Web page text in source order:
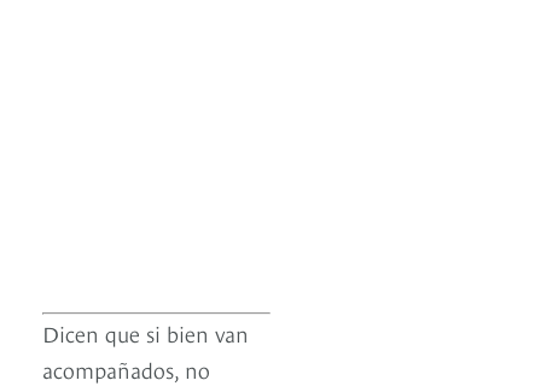
Dicen que si bien van
acompañados, no